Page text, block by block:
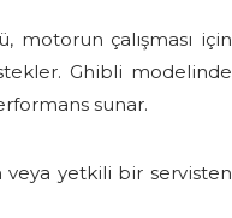
motorun çalışması için
Ghibli modelinde
sunar.
veya yetkili bir servisten